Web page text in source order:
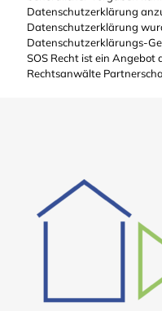
Datenschutzerklärung
Datenschutzerklärung
Datenschutzerklärungs-
SOS Recht ist ein Angebot
Rechtsanwälte